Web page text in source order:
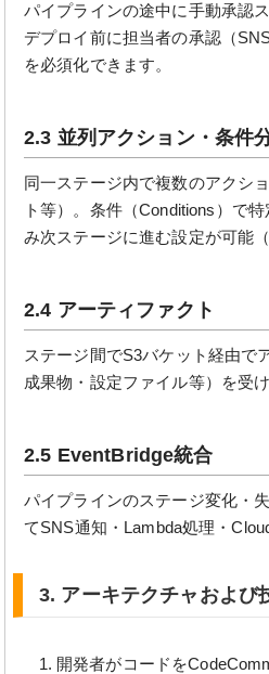
パイプラインの途中に手動承認
デプロイ前に担当者の承認（
を必須化できます。
2.3 並列アクション・条件
同一ステージ内で複数のアクシ
ト等）。条件（Conditions）で
み次ステージに進む設定が可能
2.4 アーティファクト
ステージ間でS3バケット経由で
成果物・設定ファイル等）を受け
2.5 EventBridge統合
パイプラインのステージ変化・
てSNS通知・Lambda処理・
3. アーキテクチャおよび
開発者がコードを